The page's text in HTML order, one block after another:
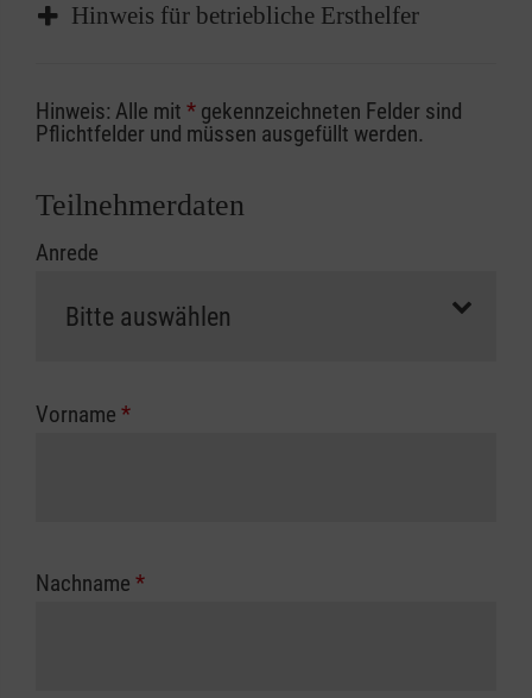
Hinweis für betriebliche Ersthelfer
Sofern Sie ein Kostenübernahmeverfahren
Ihrer Berufsgenossenschaft / Unfallkasse
Abrechnungsunterlagen spätestens zu
erfolgt eine Abrechnung der vollen Kursgebühr
Die notwendigen Formulare für die
zuständigen Berufsgenossenschaft oder
Hinweis: Alle mit * gekennzeichneten Felder sind
Pflichtfelder und müssen ausgefüllt werden.
Teilnehmerdaten
Anrede
Vorname *
Nachname *